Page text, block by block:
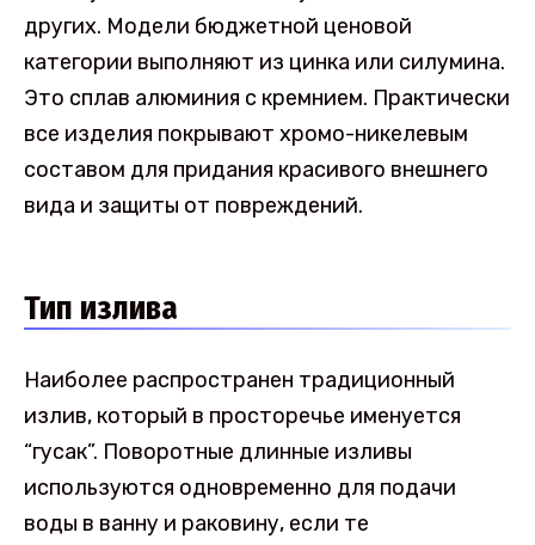
других. Модели бюджетной ценовой
категории выполняют из цинка или силумина.
Это сплав алюминия с кремнием. Практически
все изделия покрывают хромо-никелевым
составом для придания красивого внешнего
вида и защиты от повреждений.
Тип излива
Наиболее распространен традиционный
излив, который в просторечье именуется
“гусак”. Поворотные длинные изливы
используются одновременно для подачи
воды в ванну и раковину, если те